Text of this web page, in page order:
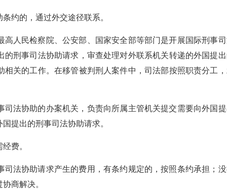
约的，通过外交途径联系。
人民检察院、公安部、国家安全部等部门是开展国际刑事
刑事司法协助请求，审查处理对外联系机关转递的外国提
关的工作。在移管被判刑人案件中，司法部按照职责分工
法协助的办案机关，负责向所属主管机关提交需要向外国提
提出的刑事司法协助请求。
费。
法协助请求产生的费用，有条约规定的，按照条约承担；
商解决。